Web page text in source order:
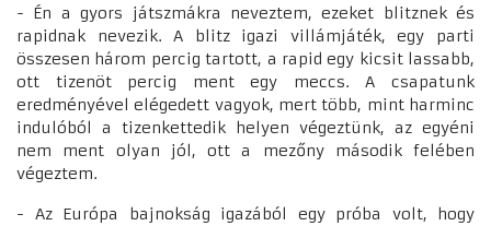
- Én a gyors játszmákra neveztem, ezeket blitznek és
rapidnak nevezik. A blitz igazi villámjáték, egy parti
összesen három percig tartott, a rapid egy kicsit lassabb,
ott tizenöt percig ment egy meccs. A csapatunk
eredményével elégedett vagyok, mert több, mint harminc
indulóból a tizenkettedik helyen végeztünk, az egyéni
nem ment olyan jól, ott a mezőny második felében
végeztem.
- Az Európa bajnokság igazából egy próba volt, hogy